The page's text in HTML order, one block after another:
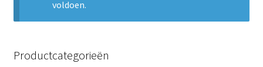
voldoen.
Productcategorieën